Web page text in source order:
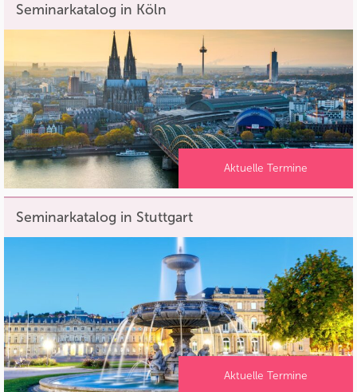
Seminarkatalog in Köln
Aktuelle Termine
Seminarkatalog in Stuttgart
Aktuelle Termine